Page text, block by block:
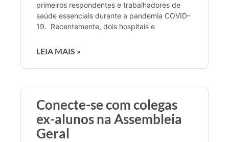
primeiros respondentes e trabalhadores de
saúde essenciais durante a pandemia COVID-
19. Recentemente, dois hospitais e
LEIA MAIS »
Conecte-se com colegas
ex-alunos na Assembleia
Geral